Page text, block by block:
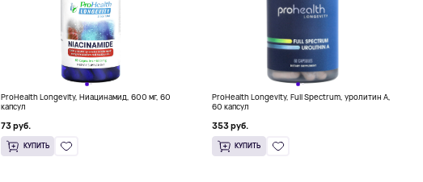
ProHealth Longevity, Ниацинамид, 600 мг, 60
капсул
73 руб.
КУПИТЬ
ProHealth Longevity, Full Spectrum, уролитин A,
60 капсул
353 руб.
КУПИТЬ